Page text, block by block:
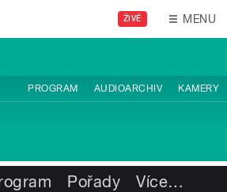
ŽIVĚ MENU
PROGRAM AUDIOARCHIV KAMERY
Pořady Více…